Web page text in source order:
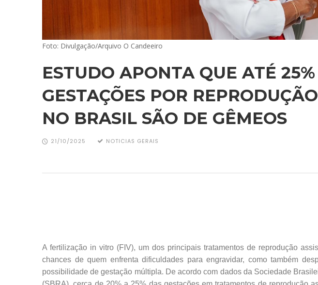
Foto: Divulgação/Arquivo O Candeeiro
ESTUDO APONTA QUE ATÉ
GESTAÇÕES POR
NO BRASIL SÃO DE GÊMEOS
21/10/2025 NOTICIAS GERAIS
A fertilização in vitro (FIV), um dos principais tratamentos de reprodução
chances de quem enfrenta dificuldades para engravidar, como também
possibilidade de gestação múltipla. De acordo com dados da Sociedade